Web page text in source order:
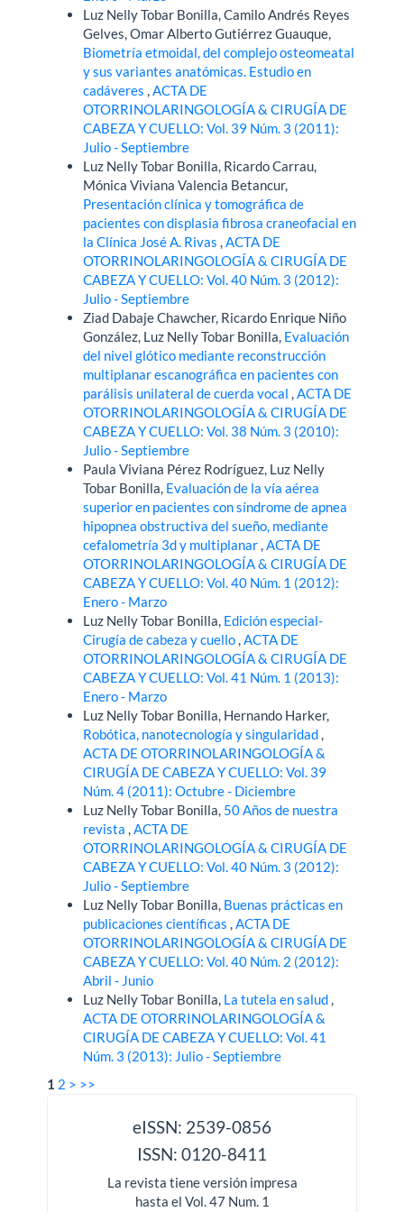
Luz Nelly Tobar Bonilla, Camilo Andrés Reyes
Gelves, Omar Alberto Gutiérrez Guauque,
Biometría etmoidal, del complejo osteomeatal
y sus variantes anatómicas. Estudio en
cadáveres,ACTA DE
OTORRINOLARINGOLOGÍA & CIRUGÍA DE
CABEZA Y CUELLO: Vol. 39 Núm. 3 (2011):
Julio - Septiembre
Luz Nelly Tobar Bonilla, Ricardo Carrau,
Mónica Viviana Valencia Betancur,
Presentación clínica y tomográfica de
pacientes con displasia fibrosa craneofacial en
la Clínica José A. Rivas,ACTA DE
OTORRINOLARINGOLOGÍA & CIRUGÍA DE
CABEZA Y CUELLO: Vol. 40 Núm. 3 (2012):
Julio - Septiembre
Ziad Dabaje Chawcher, Ricardo Enrique Niño
González, Luz Nelly Tobar Bonilla, Evaluación
del nivel glótico mediante reconstrucción
multiplanar escanográfica en pacientes con
parálisis unilateral de cuerda vocal,ACTA DE
OTORRINOLARINGOLOGÍA & CIRUGÍA DE
CABEZA Y CUELLO: Vol. 38 Núm. 3 (2010):
Julio - Septiembre
Paula Viviana Pérez Rodríguez, Luz Nelly
Tobar Bonilla, Evaluación de la vía aérea
superior en pacientes con síndrome de apnea
hipopnea obstructiva del sueño, mediante
cefalometría 3d y multiplanar,ACTA DE
OTORRINOLARINGOLOGÍA & CIRUGÍA DE
CABEZA Y CUELLO: Vol. 40 Núm. 1 (2012):
Enero - Marzo
Luz Nelly Tobar Bonilla, Edición especial-
Cirugía de cabeza y cuello,ACTA DE
OTORRINOLARINGOLOGÍA & CIRUGÍA DE
CABEZA Y CUELLO: Vol. 41 Núm. 1 (2013):
Enero - Marzo
Luz Nelly Tobar Bonilla, Hernando Harker,
Robótica, nanotecnología y singularidad,
ACTA DE OTORRINOLARINGOLOGÍA &
CIRUGÍA DE CABEZA Y CUELLO: Vol. 39
Núm. 4 (2011): Octubre - Diciembre
Luz Nelly Tobar Bonilla, 50 Años de nuestra
revista,ACTA DE
OTORRINOLARINGOLOGÍA & CIRUGÍA DE
CABEZA Y CUELLO: Vol. 40 Núm. 3 (2012):
Julio - Septiembre
Luz Nelly Tobar Bonilla, Buenas prácticas en
publicaciones científicas,ACTA DE
OTORRINOLARINGOLOGÍA & CIRUGÍA DE
CABEZA Y CUELLO: Vol. 40 Núm. 2 (2012):
Abril - Junio
Luz Nelly Tobar Bonilla, La tutela en salud,
ACTA DE OTORRINOLARINGOLOGÍA &
CIRUGÍA DE CABEZA Y CUELLO: Vol. 41
Núm. 3 (2013): Julio - Septiembre
1 2 > >>
eISSN: 2539-0856
ISSN: 0120-8411
La revista tiene versión impresa
hasta el Vol. 47 Num. 1